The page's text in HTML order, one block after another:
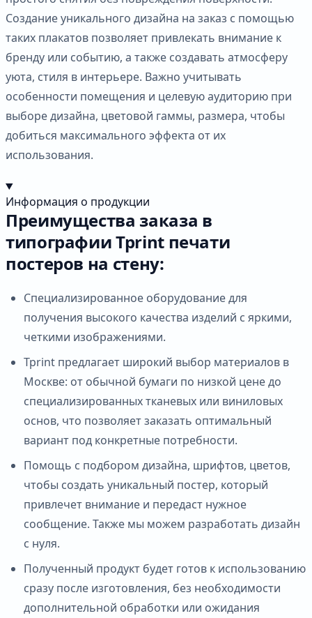
Создание уникального дизайна на заказ с помощью
таких плакатов позволяет привлекать внимание к
бренду или событию, а также создавать атмосферу
уюта, стиля в интерьере. Важно учитывать
особенности помещения и целевую аудиторию при
выборе дизайна, цветовой гаммы, размера, чтобы
добиться максимального эффекта от их
использования.
Информация о продукции
Преимущества заказа в
типографии Tprint печати
постеров на стену:
Специализированное оборудование для
получения высокого качества изделий с яркими,
четкими изображениями.
Tprint предлагает широкий выбор материалов в
Москве: от обычной бумаги по низкой цене до
специализированных тканевых или виниловых
основ, что позволяет заказать оптимальный
вариант под конкретные потребности.
Помощь с подбором дизайна, шрифтов, цветов,
чтобы создать уникальный постер, который
привлечет внимание и передаст нужное
сообщение. Также мы можем разработать дизайн
с нуля.
Полученный продукт будет готов к использованию
сразу после изготовления, без необходимости
дополнительной обработки или ожидания